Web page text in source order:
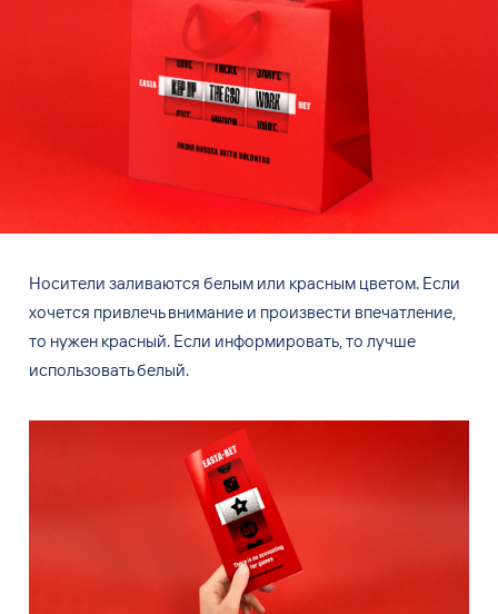
Носители заливаются белым или красным цветом. Если
хочется привлечь внимание и произвести впечатление,
то нужен красный. Если информировать, то лучше
использовать белый.